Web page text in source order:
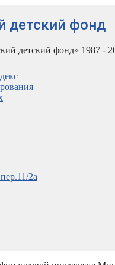
детский фонд
детский фонд» 1987 -
2а